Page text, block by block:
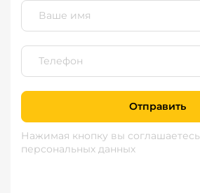
Отправить
Нажимая кнопку вы соглашаетесь
персональных данных